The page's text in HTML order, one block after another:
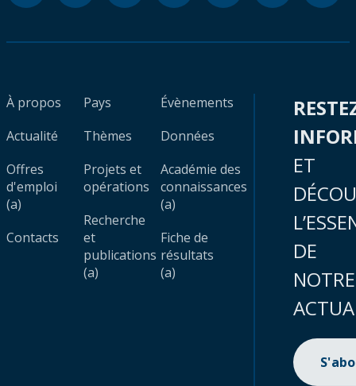
À propos
Actualité
Offres
d'emploi
(a)
Contacts
Pays
Thèmes
Projets et
opérations
Recherche
et
publications
(a)
Évènements
Données
Académie des
connaissances
(a)
Fiche de
résultats
(a)
ET
DE
NOTRE